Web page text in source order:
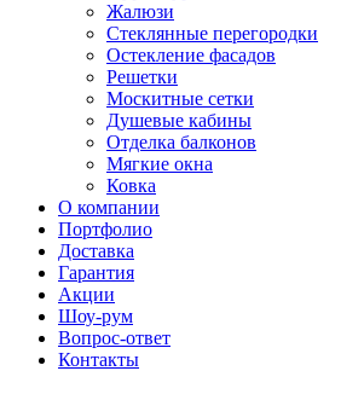
Жалюзи
Стеклянные перегородки
Остекление фасадов
Решетки
Москитные сетки
Душевые кабины
Отделка балконов
Мягкие окна
Ковка
О компании
Портфолио
Доставка
Гарантия
Акции
Шоу-рум
Вопрос-ответ
Контакты